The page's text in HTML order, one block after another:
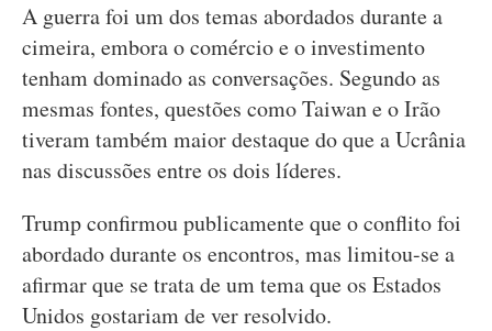
A guerra foi um dos temas abordados durante a
cimeira, embora o comércio e o investimento
tenham dominado as conversações. Segundo as
mesmas fontes, questões como Taiwan e o Irão
tiveram também maior destaque do que a Ucrânia
nas discussões entre os dois líderes.
Trump confirmou publicamente que o conflito foi
abordado durante os encontros, mas limitou-se a
afirmar que se trata de um tema que os Estados
Unidos gostariam de ver resolvido.